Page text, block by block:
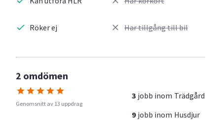
Röker ej Har tillgång till bil
2 omdömen
Genomsnitt av 13 uppdrag
3 jobb inom Trädgård
9 jobb inom Husdjur